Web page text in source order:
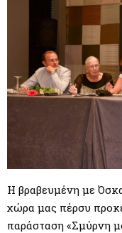
H βραβευμένη με
χώρα μας πέρσυ
παράσταση «Σμύρνη